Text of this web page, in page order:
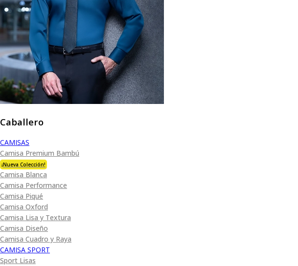
Caballero
CAMISAS
Camisa Premium Bambú
¡Nueva Colección!
Camisa Blanca
Camisa Performance
Camisa Piqué
Camisa Oxford
Camisa Lisa y Textura
Camisa Diseño
Camisa Cuadro y Raya
CAMISA SPORT
Sport Lisas